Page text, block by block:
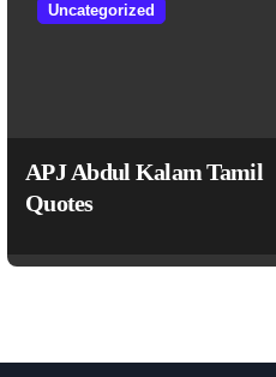
Uncategorized
APJ Abdul Kalam Tamil
Quotes